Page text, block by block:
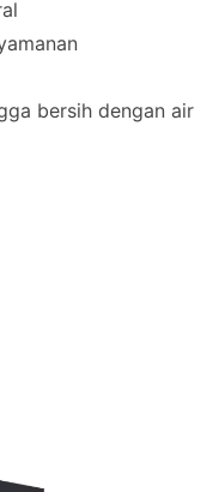
bersih dengan air